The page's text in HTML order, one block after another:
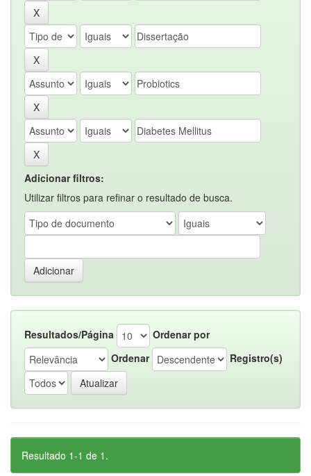
Adicionar filtros:
Utilizar filtros para refinar o resultado de busca.
Resultados/Página
Ordenar por
Ordenar
Registro(s)
Resultado 1-1 de 1.